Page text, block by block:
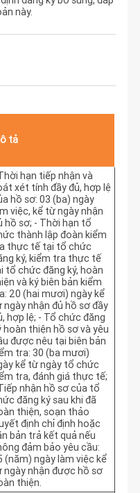
này.
tả
hạn tiếp nhận và
xét tính đầy đủ, hợp lệ
hồ sơ: 03 (ba) ngày
việc, kể từ ngày nhận
hồ sơ; - Thời hạn tổ
thành lập đoàn kiểm
thực tế tại tổ chức
ký, kiểm tra thực tế
tổ chức đăng ký, hoàn
và ký biên bản kiểm
20 (hai mươi) ngày kể
ngày nhận đủ hồ sơ đầy
hợp lệ; - Tổ chức đăng
hoàn thiện hồ sơ và yêu
được nêu tại biên bản
tra: 30 (ba mươi)
kể từ ngày tổ chức
tra, đánh giá thực tế;
nhận hồ sơ của tổ
đăng ký sau khi đã
thiện, soạn thảo
định chỉ định hoặc
bản trả kết quả nếu
đảm bảo yêu cầu:
(năm) ngày làm việc kể
ngày nhận được hồ sơ
thiện.